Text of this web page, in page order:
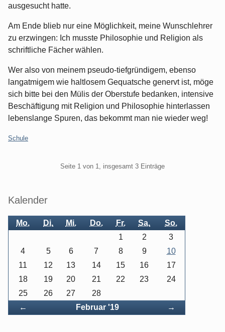
ausgesucht hatte.
Am Ende blieb nur eine Möglichkeit, meine Wunschlehrer
zu erzwingen: Ich musste Philosophie und Religion als
schriftliche Fächer wählen.
Wer also von meinem pseudo-tiefgründigem, ebenso
langatmigem wie haltlosem Gequatsche genervt ist, möge
sich bitte bei den Mülis der Oberstufe bedanken, intensive
Beschäftigung mit Religion und Philosophie hinterlassen
lebenslange Spuren, das bekommt man nie wieder weg!
Kategorien:
Schule
Seite 1 von 1, insgesamt 3 Einträge
Seitenleiste
Kalender
Mo. Di. Mi. Do. Fr. Sa. So.
← Februar '19 Vorwärts
→
1 2
3
4
5 6 7 8 9
10
11
12 13 14 15 16
17
18
19 20 21 22 23
24
25
26 27 28